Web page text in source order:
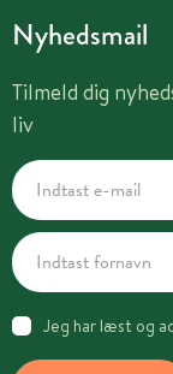
Nyhedsmail
Tilmeld dig
liv
Jeg har læst og